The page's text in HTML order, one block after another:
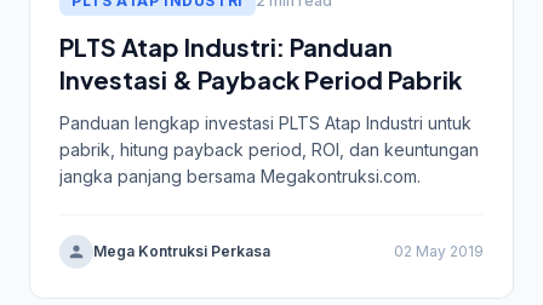
PLTS Atap Industri: Panduan
Investasi & Payback Period Pabrik
Panduan lengkap investasi PLTS Atap Industri untuk
pabrik, hitung payback period, ROI, dan keuntungan
jangka panjang bersama Megakontruksi.com.
Mega Kontruksi Perkasa 02 May 2019